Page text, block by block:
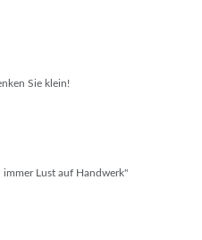
Sie klein!
Lust auf Handwerk"